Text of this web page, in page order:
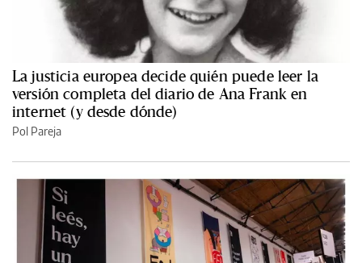
La justicia europea decide quién puede leer la
versión completa del diario de Ana Frank en
internet (y desde dónde)
Pol Pareja